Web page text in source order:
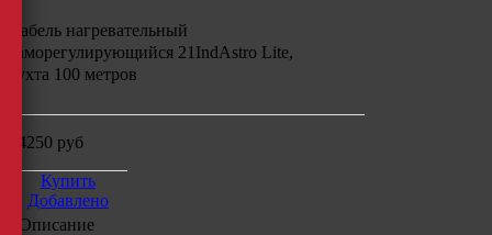
Кабель нагревательный
саморегулирующийся 21IndAstro Lite,
бухта 100 метров
24250 руб
Купить
Добавлено
Описание